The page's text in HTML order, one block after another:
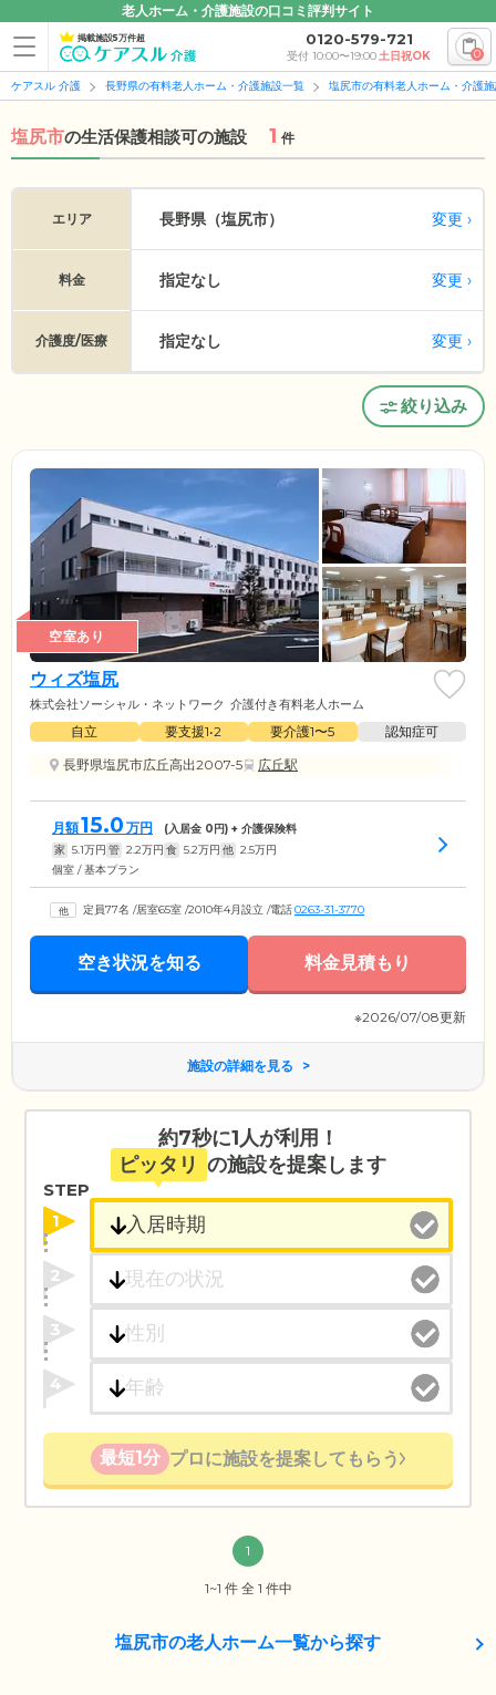
老人ホーム・介護施設の口コミ評判サイト
掲載施設5万件超 0120-579-721
受付 10:00〜19:00土日祝OK 0
ケアスル 介護 長野県の有料老人ホーム・介護施設一覧 塩尻市の有料老人ホーム・介護
塩尻市の生活保護相談可の施設 1 件
エリア 長野県（塩尻市） 変更
料金 指定なし 変更
介護度/医療 指定なし 変更
絞り込み
空室あり
ウィズ塩尻
株式会社ソーシャル・ネットワーク 介護付き有料老人ホーム
自立 要支援1•2 要介護1〜5
認知症可
長野県塩尻市広丘高出2007-5
広丘駅
月額15.0 万円 (入居金 0円) + 介護保険料
家 5.1万円 管 2.2万円 食 5.2万円 他 2.5万円
個室 / 基本プラン
定員77名 /居室65室 /2010年4月設立 /電話0263-31-3770
空き状況を知る 料金見積もり
※2026/07/08更新
施設の詳細を見る
約7秒に1人が利用！
ピッタリ の施設を提案します
STEP
1
2
3
4
最短1分 プロに施設を提案してもらう
1
1~1 件 全 1 件中
塩尻市の老人ホーム一覧から探す